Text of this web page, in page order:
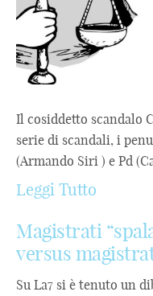
Il cosiddetto scandalo
serie di scandali, i
(Armando Siri ) e Pd
Leggi Tutto
Magistrati
versus
Su La7 si è tenuto un